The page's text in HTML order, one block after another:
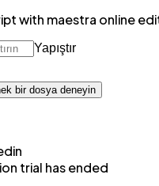
with maestra online
Yapıştır
bir dosya deneyin
trial has ended